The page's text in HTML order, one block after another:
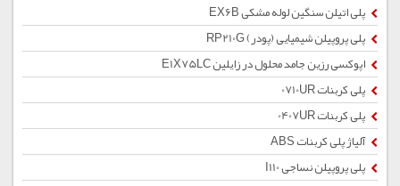
پلی اتیلن سنگین لوله مشکی EX6B
پلی پروپیلن شیمیایی (پودر) RP210G
اپوکسی رزین جامد محلول در زایلین E1X75LC
پلی کربنات 0710UR
پلی کربنات 0407UR
آلیاژ پلی کربنات ABS
پلی پروپیلن نساجی I110